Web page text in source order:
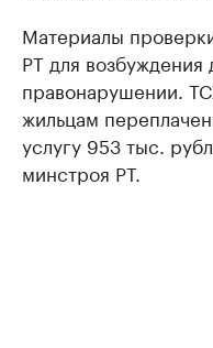
Материалы
РТ для
правонарушении.
жильцам
услугу 953 тыс.
минстроя РТ.